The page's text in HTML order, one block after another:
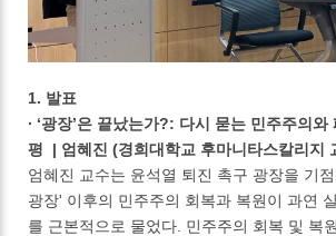
1. 발표
∙ ‘광장’은 끝났는가?: 다시 묻는 민주주의
평 | 엄혜진 (경희대학교 후마니타스칼리지
엄혜진 교수는 윤석열 퇴진 촉구 광장을 기
광장' 이후의 민주주의 회복과 복원이 과연
를 근본적으로 물었다. 민주주의 회복 및 복